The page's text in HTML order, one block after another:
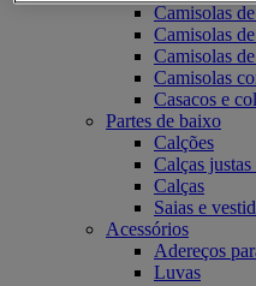
Camisolas
Camisolas
Camisolas
Camisolas
Casacos e
Partes de baixo
Calções
Calças
Calças
Saias e
Acessórios
Adereços
Luvas